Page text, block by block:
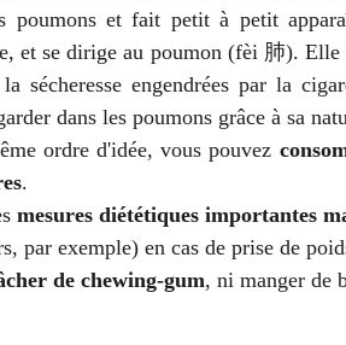
poumons et fait petit à petit
et se dirige au poumon (fèi 肺).
la sécheresse engendrées par la
dans les poumons grâce à sa
ordre d'idée, vous pouvez
.
mesures diététiques importantes
par exemple) en cas de prise de
de chewing-gum, ni manger de